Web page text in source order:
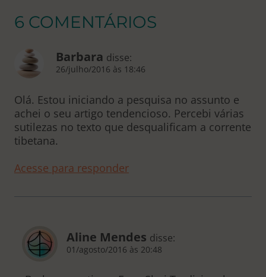
6 COMENTÁRIOS
Barbara disse:
26/julho/2016 às 18:46
Olá. Estou iniciando a pesquisa no assunto e
achei o seu artigo tendencioso. Percebi várias
sutilezas no texto que desqualificam a corrente
tibetana.
Acesse para responder
Aline Mendes disse:
01/agosto/2016 às 20:48